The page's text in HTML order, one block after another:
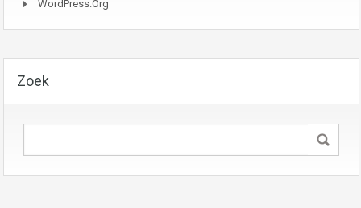
WordPress.org
Zoek